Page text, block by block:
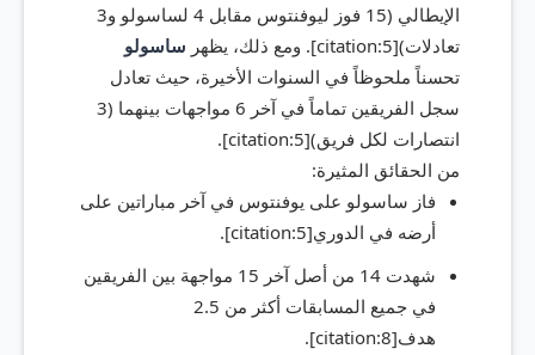
الإيطالي (15 فوز ليوفنتوس مقابل 4 لساسولو و3
تعادلات)[citation:5]. ومع ذلك، يظهر
ساسولو
تحسناً ملحوظاً في السنوات الأخيرة، حيث تعادل
سجل الفريقين تماماً في آخر 6 مواجهات بينهما (3
انتصارات لكل فريق)[citation:5].
من الحقائق المثيرة:
فاز ساسولو على يوفنتوس في آخر مباراتين على
أرضه في الدوري[citation:5].
شهدت 14 من أصل آخر 15 مواجهة بين الفريقين
في جميع المسابقات أكثر من 2.5
هدف[citation:8].